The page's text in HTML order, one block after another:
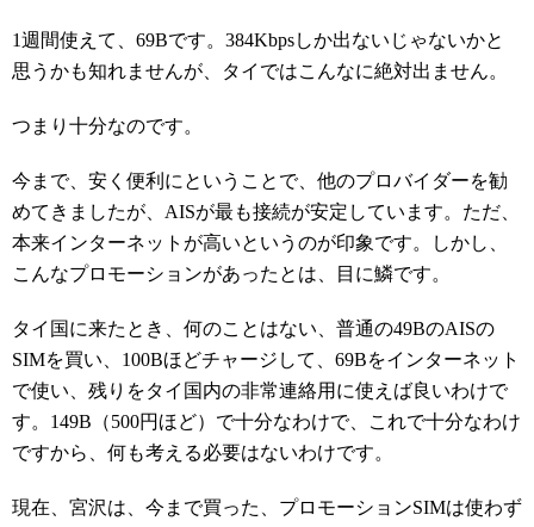
1週間使えて、69Bです。 384Kbpsしか出ないじゃないかと
思うかも知れませんが、タイではこんなに絶対出ません。
つまり十分なのです。
今まで、安く便利にということで、他のプロバイダーを勧
めてきましたが、AISが最も接続が安定しています。ただ、
本来インターネットが高いというのが印象です。しかし、
こんなプロモーションがあったとは、目に鱗です。
タイ国に来たとき、何のことはない、普通の49BのAISの
SIMを買い、100Bほどチャージして、69Bをインターネット
で使い、残りをタイ国内の非常連絡用に使えば良いわけで
す。149B（500円ほど）で十分なわけで、これで十分なわけ
ですから、何も考える必要はないわけです。
現在、宮沢は、今まで買った、プロモーションSIMは使わず